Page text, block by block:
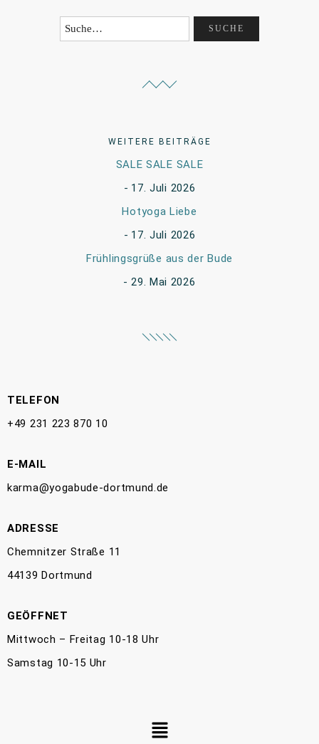
WEITERE BEITRÄGE
SALE SALE SALE
17. Juli 2026
Hotyoga Liebe
17. Juli 2026
Frühlingsgrüße aus der Bude
29. Mai 2026
TELEFON
+49 231 223 870 10
E-MAIL
karma@yogabude-dortmund.de
ADRESSE
Chemnitzer Straße 11
44139 Dortmund
GEÖFFNET
Mittwoch – Freitag 10-18 Uhr
Samstag 10-15 Uhr